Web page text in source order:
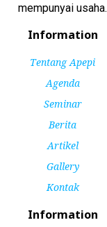
mempunyai usaha.
Information
Tentang Apepi
Agenda
Seminar
Berita
Artikel
Gallery
Kontak
Information